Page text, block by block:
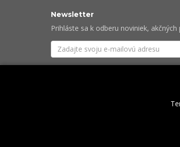
Newsletter
Prihláste sa k odberu noviniek,